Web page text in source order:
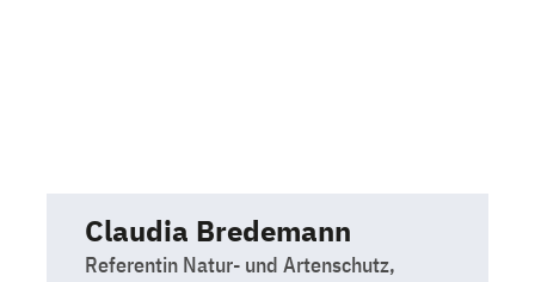
Claudia Bredemann
Referentin Natur- und Artenschutz,